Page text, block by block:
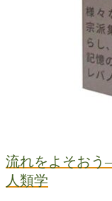
流れをよそおう
人類学